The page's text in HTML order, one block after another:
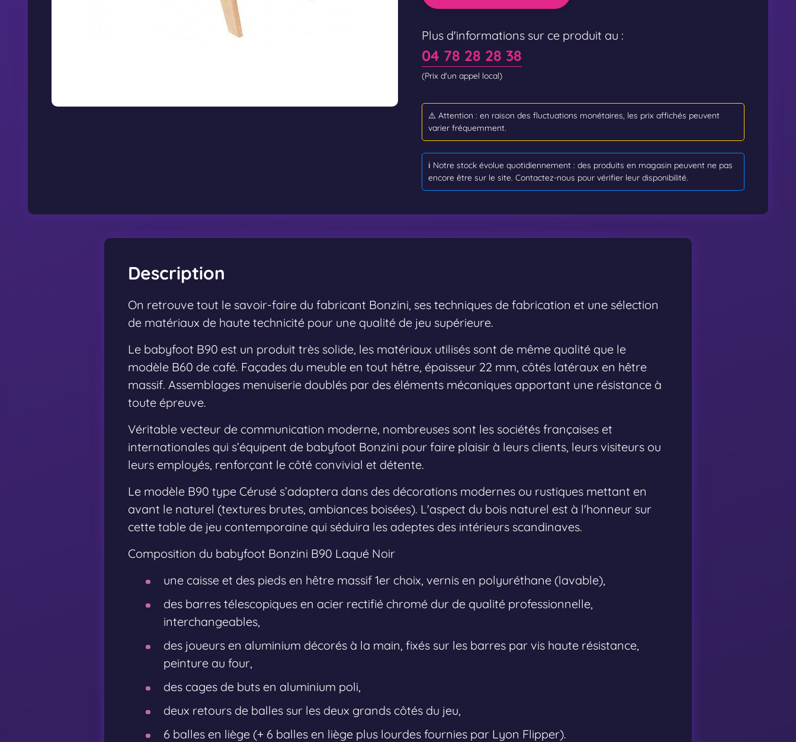
Plus d'informations sur ce produit au :
04 78 28 28 38
(Prix d'un appel local)
⚠️ Attention : en raison des fluctuations monétaires, les prix affichés peuvent
varier fréquemment.
ℹ️ Notre stock évolue quotidiennement : des produits en magasin peuvent ne pas
encore être sur le site. Contactez-nous pour vérifier leur disponibilité.
Description
On retrouve tout le savoir-faire du fabricant Bonzini, ses techniques de fabrication et une sélection
de matériaux de haute technicité pour une qualité de jeu supérieure.
Le babyfoot B90 est un produit très solide, les matériaux utilisés sont de même qualité que le
modèle B60 de café. Façades du meuble en tout hêtre, épaisseur 22 mm, côtés latéraux en hêtre
massif. Assemblages menuiserie doublés par des éléments mécaniques apportant une résistance à
toute épreuve.
Véritable vecteur de communication moderne, nombreuses sont les sociétés françaises et
internationales qui s’équipent de babyfoot Bonzini pour faire plaisir à leurs clients, leurs visiteurs ou
leurs employés, renforçant le côté convivial et détente.
Le modèle B90 type Cérusé s’adaptera dans des décorations modernes ou rustiques mettant en
avant le naturel (textures brutes, ambiances boisées). L'aspect du bois naturel est à l'honneur sur
cette table de jeu contemporaine qui séduira les adeptes des intérieurs scandinaves.
Composition du babyfoot Bonzini B90 Laqué Noir
une caisse et des pieds en hêtre massif 1er choix, vernis en polyuréthane (lavable),
des barres télescopiques en acier rectifié chromé dur de qualité professionnelle,
interchangeables,
des joueurs en aluminium décorés à la main, fixés sur les barres par vis haute résistance,
peinture au four,
des cages de buts en aluminium poli,
deux retours de balles sur les deux grands côtés du jeu,
6 balles en liège (+ 6 balles en liège plus lourdes fournies par Lyon Flipper).